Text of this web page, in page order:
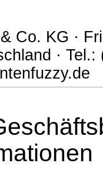
Co. KG ·
·